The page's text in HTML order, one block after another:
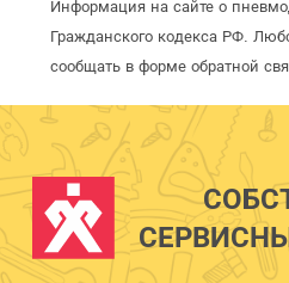
Информация на сайте о
Гражданского кодекса РФ.
сообщать в форме обратной